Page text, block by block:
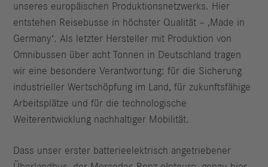
unseres europäischen Produktionsnetzwerks. Hier
entstehen Reisebusse in höchster Qualität – ‚Made in
Germany‘. Als letzter Hersteller mit Produktion von
Omnibussen über acht Tonnen in Deutschland tragen
wir eine besondere Verantwortung: für die Sicherung
industrieller Wertschöpfung im Land, für zukunftsfähige
Arbeitsplätze und für die technologische
Weiterentwicklung nachhaltiger Mobilität.
Dass unser erster batterieelektrisch angetriebener